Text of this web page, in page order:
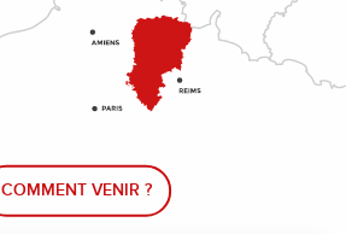
COMMENT VENIR ?